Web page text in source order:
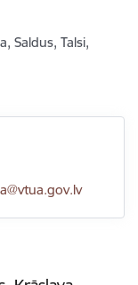
Saldus, Talsi,